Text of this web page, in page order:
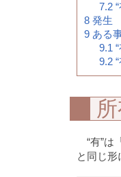
7.2“
8 発生
9 ある
9.1
9.2“
“有”は
と同じ形